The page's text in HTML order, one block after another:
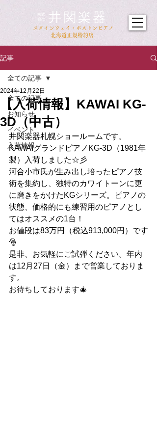
井関楽器
​株式
会社
​スタインウェイ・ボストンピアノ
北海道正規特約店
記事
全ての記事
お知らせ
イベント
入荷情報
全ての記事
【入荷情報】KAWAI KG-
3D（中古）
2024年12月22日
井関楽器札幌ショールームです。
KAWAIグランドピアノKG-3D（1981年
製）入荷しました☆彡
河合小市氏が生み出し培ったピアノ技
術を集約し、独特のカワイトーンに更
に磨きをかけたKGシリーズ。ピアノの
状態、価格的にも練習用のピアノとし
てはオススメの1台！
お値段は83万円（税込913,000円）です
🎅
是非、お気軽にご試弾ください。年内
は12月27日（金）まで営業しておりま
す。
お待ちしております🎄